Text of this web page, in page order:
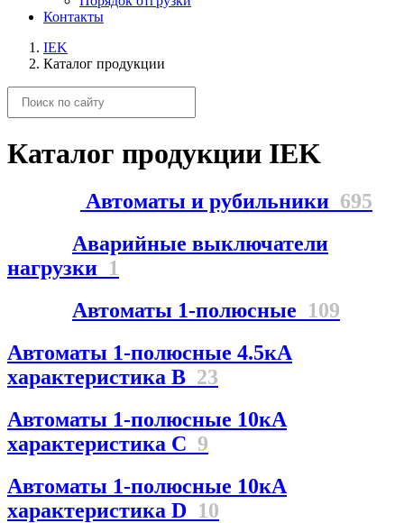
Контакты
IEK
Каталог продукции
Каталог продукции IEK
Автоматы и рубильники 695
Аварийные выключатели
нагрузки 1
Автоматы 1-полюсные 109
Автоматы 1-полюсные 4.5кА
характеристика В 23
Автоматы 1-полюсные 10кА
характеристика C 9
Автоматы 1-полюсные 10кА
характеристика D 10